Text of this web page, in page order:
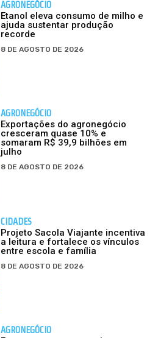
AGRONEGÓCIO
Etanol eleva consumo de milho e
ajuda sustentar produção
recorde
8 DE AGOSTO DE 2026
AGRONEGÓCIO
Exportações do agronegócio
cresceram quase 10% e
somaram R$ 39,9 bilhões em
julho
8 DE AGOSTO DE 2026
CIDADES
Projeto Sacola Viajante incentiva
a leitura e fortalece os vínculos
entre escola e família
8 DE AGOSTO DE 2026
AGRONEGÓCIO